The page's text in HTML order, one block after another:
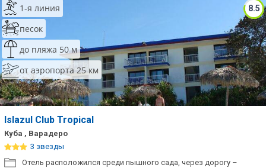
8.5
1-я линия
песок
до пляжа 50 м
от аэропорта 25 км
Islazul Club Tropical
Куба , Варадеро
3 звезды
Отель расположился среди пышного сада, через дорогу –